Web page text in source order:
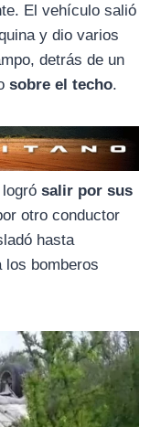
El vehículo salió
y dio varios
detrás de un
sobre el techo.
salir por sus
otro conductor
hasta
los bomberos